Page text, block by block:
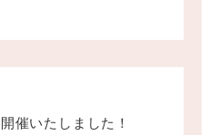
催いたしました！